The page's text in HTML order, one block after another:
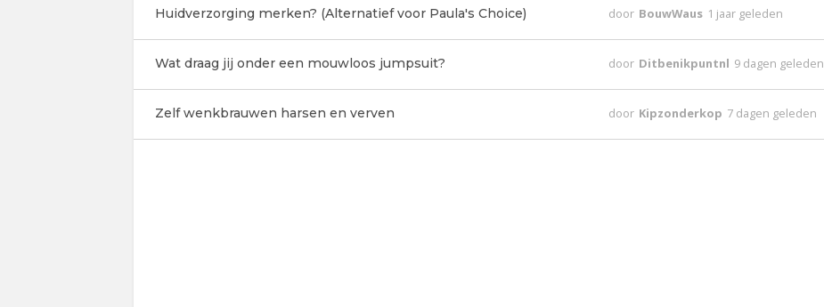
Huidverzorging merken? (Alternatief voor Paula's Choice) door BouwWaus 1 jaar geleden
Wat draag jij onder een mouwloos jumpsuit? door Ditbenikpuntnl 9 dagen geleden
Zelf wenkbrauwen harsen en verven door Kipzonderkop 7 dagen geleden